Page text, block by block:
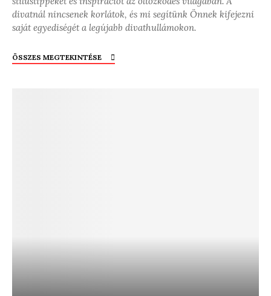
divatnál nincsenek korlátok, és mi segítünk Önnek kifejezni
saját egyediségét a legújabb divathullámokon.
ÖSSZES MEGTEKINTÉSE